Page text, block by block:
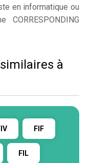
en informatique ou
à
FIF
FIL